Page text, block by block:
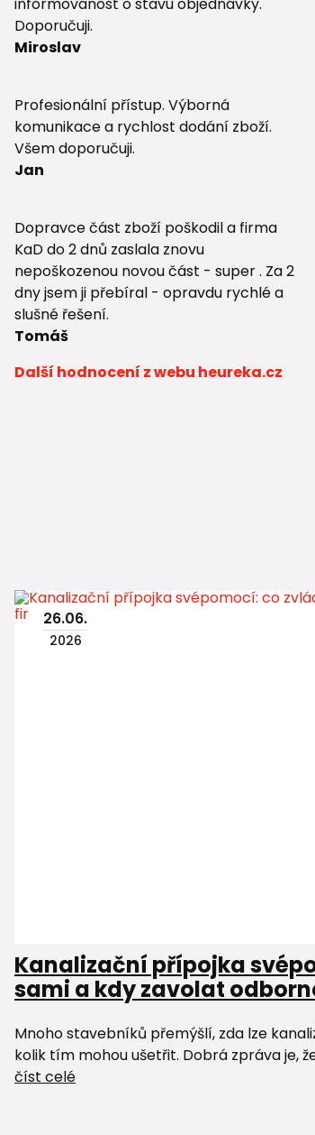
Doporučuji.
Miroslav
Profesionální přístup. Výborná
komunikace a rychlost dodání zboží.
Všem doporučuji.
Jan
Dopravce část zboží poškodil a firma
KaD do 2 dnů zaslala znovu
nepoškozenou novou část - super . Za 2
dny jsem ji přebíral - opravdu rychlé a
slušné řešení.
Tomáš
Další hodnocení z webu heureka.cz
26.06.
2026
Kanalizační přípojka
sami a kdy zavolat
Mnoho stavebníků přemýšlí, zda lze
kolik tím mohou ušetřit. Dobrá zpráva je,
číst celé